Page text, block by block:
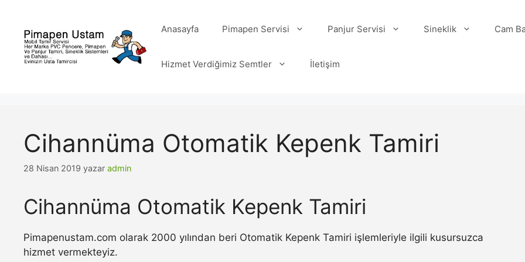
Anasayfa Pimapen Servisi Panjur Servisi Sineklik Cam
Hizmet Verdiğimiz Semtler İletişim
Cihannüma Otomatik Kepenk Tamiri
28 Nisan 2019 yazar admin
Cihannüma Otomatik Kepenk Tamiri
Pimapenustam.com olarak 2000 yılından beri Otomatik Kepenk Tamiri işlemleriyle ilgili kusursuzca
hizmet vermekteyiz.